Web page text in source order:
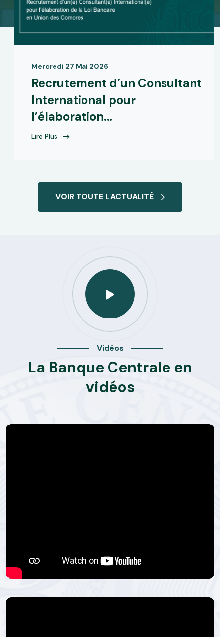
Mercredi 27 Mai 2026
Recrutement d’un Consultant
International pour
l’élaboration...
Lire Plus
VOIR TOUTE L'ACTUALITÉ
Vidéos
La Banque Centrale en
vidéos